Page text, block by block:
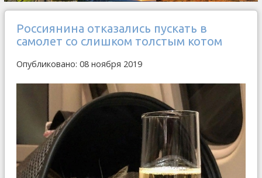
Россиянина отказались пускать в
самолет со слишком толстым котом
Опубликовано: 08 ноября 2019